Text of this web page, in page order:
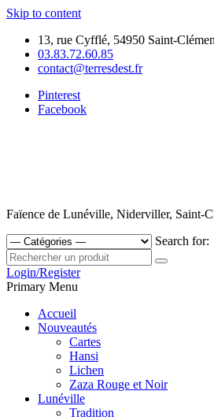
Skip to content
13, rue Cyfflé, 54950 Saint-
03.83.72.60.85
contact@terresdest.fr
Pinterest
Facebook
Faïence de Lunéville, Niderviller, Saint-
Search for:
Login/Register
Primary Menu
Accueil
Nouveautés
Cartes
Hansi
Lichen
Zaza Rouge et Noir
Lunéville
Tradition